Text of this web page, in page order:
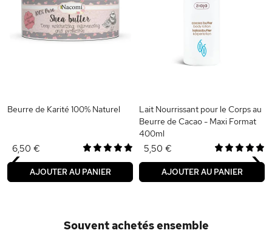
Beurre de Karité 100% Naturel
6,50 €
AJOUTER AU PANIER
Lait Nourrissant pour le Corps au
Beurre de Cacao - Maxi Format
400ml
5,50 €
AJOUTER AU PANIER
‹ ›
Souvent achetés ensemble